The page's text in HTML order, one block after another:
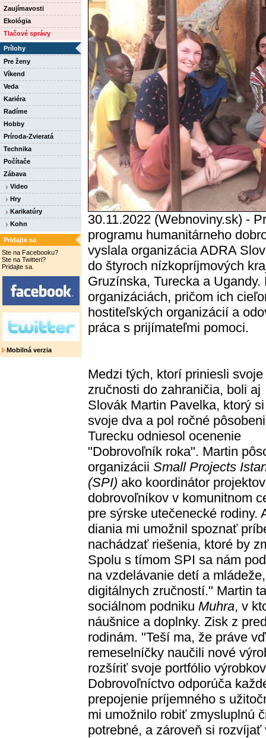
Zaujímavosti
Ekológia
Tlačové správy
Prílohy
Pre ženy
Víkend
Veda
Kariéra
Radíme
Hobby
Príroda-Zvieratá
Technika
Počítače
Zábava
Video
Hry
Karikatúry
Kohn
Pridajte sa
Ste na Facebooku?
Ste na Twitteri?
Pridajte sa.
Mobilná verzia
30.11.2022 (Webnoviny.sk) -
programu humanitárneho
vyslala organizácia ADRA
do štyroch nízkopríjmových
Gruzínska, Turecka a
organizáciách, pričom ich
hostiteľských organizácií a
práca s prijímateľmi pomoci.
Medzi tých, ktorí priniesli svoje
zručnosti do zahraničia, boli aj
Slovák Martin Pavelka, ktorý
svoje dva a pol ročné
Turecku odniesol ocenenie
"Dobrovoľník roka". Martin
organizácii Small Projects
(SPI) ako koordinátor
dobrovoľníkov v komunitnom
pre sýrske utečenecké
diania mi umožnil spoznať
nachádzať riešenia, ktoré by
Spolu s tímom SPI sa nám
na vzdelávanie detí a
digitálnych zručností." Martin
sociálnom podniku Muhra, v
náušnice a doplnky. Zisk z
rodinám. "Teší ma, že práve
remeselníčky naučili nové
rozšíriť svoje portfólio
Dobrovoľníctvo odporúča
prepojenie príjemného s
mi umožnilo robiť zmysluplnú
potrebné, a zároveň si